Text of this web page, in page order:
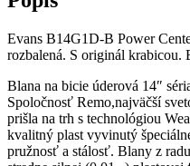
Evans B14G1D-B Power
rozbalená. S originál
Blana na bicie úderová 14″
Spoločnosť Remo,najväčší
prišla na trh s technológiou
kvalitný plast vyvinutý
pružnosť a stálosť. Blany z